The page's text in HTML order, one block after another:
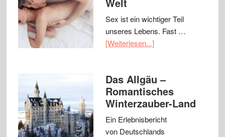
Sex ist ein wichtiger Teil
unseres Lebens. Fast …
[Weiterlesen...]
Das Allgäu –
Romantisches
Winterzauber-Land
Ein Erlebnisbericht
von Deutschlands